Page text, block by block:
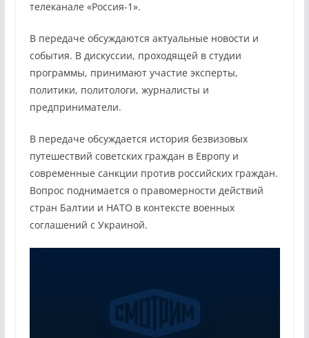
телеканале «Россия-1».
В передаче обсуждаются актуальные новости и
события. В дискуссии, проходящей в студии
программы, принимают участие эксперты,
политики, политологи, журналисты и
предприниматели.
В передаче обсуждается история безвизовых
путешествий советских граждан в Европу и
современные санкции против российских граждан.
Вопрос поднимается о правомерности действий
стран Балтии и НАТО в контексте военных
соглашений с Украиной.